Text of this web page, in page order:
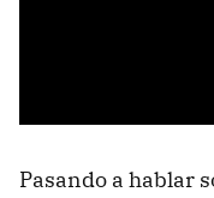
Pasando a hablar